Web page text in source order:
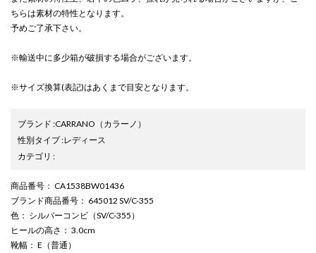
ちらは素材の特性となります。
予めご了承下さい。
※輸送中に多少箱が破損する場合がございます。
※サイズ換算(表記)はあくまで目安となります。
ブランド :CARRANO （カラーノ）
性別タイプ:レディース
カテゴリ :
商品番号 ： CA1538BW01436
ブランド商品番号 ： 645012 SV/C-355
色 ： シルバーコンビ（SV/C-355）
ヒールの高さ ： 3.0cm
靴幅 ： E（普通）